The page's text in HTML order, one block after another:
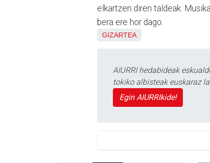
elkartzen diren taldeak.
bera ere hor dago.
GIZARTEA
AIURRI hedabideak
tokiko albisteak euskaraz
Egin AIURRIkide!